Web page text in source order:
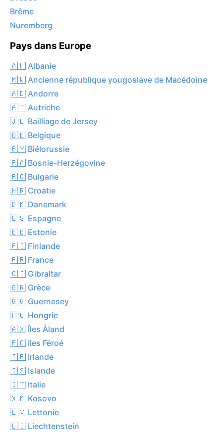
Brême
Nuremberg
Pays dans Europe
🇦🇱 Albanie
🇲🇰 Ancienne république yougoslave de Macédoine
🇦🇩 Andorre
🇦🇹 Autriche
🇯🇪 Bailliage de Jersey
🇧🇪 Belgique
🇧🇾 Biélorussie
🇧🇦 Bosnie-Herzégovine
🇧🇬 Bulgarie
🇭🇷 Croatie
🇩🇰 Danemark
🇪🇸 Espagne
🇪🇪 Estonie
🇫🇮 Finlande
🇫🇷 France
🇬🇮 Gibraltar
🇬🇷 Grèce
🇬🇬 Guernesey
🇭🇺 Hongrie
🇦🇽 Îles Åland
🇫🇴 Iles Féroé
🇮🇪 Irlande
🇮🇸 Islande
🇮🇹 Italie
🇽🇰 Kosovo
🇱🇻 Lettonie
🇱🇮 Liechtenstein